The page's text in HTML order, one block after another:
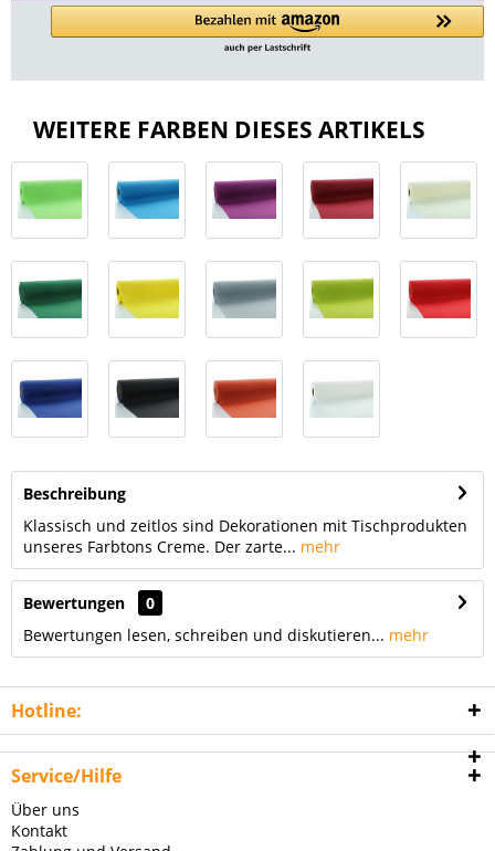
WEITERE FARBEN DIESES ARTIKELS
Beschreibung
Klassisch und zeitlos sind Dekorationen mit Tischprodukten
unseres Farbtons Creme. Der zarte... mehr
Bewertungen
0
Bewertungen lesen, schreiben und diskutieren... mehr
Hotline:
Service/Hilfe
Über uns
Kontakt